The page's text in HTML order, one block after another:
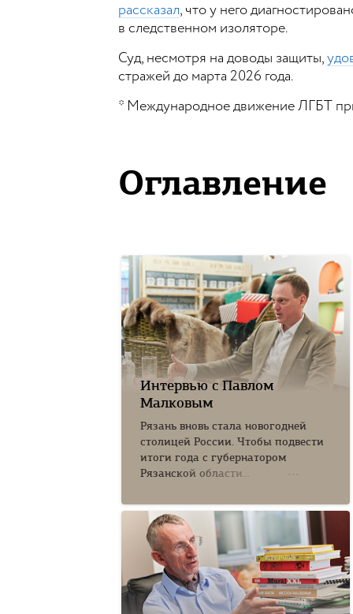
рассказал, что у него
в следственном изоляторе.
Суд, несмотря на доводы защиты,
стражей до марта 2026 года.
* Международное движение ЛГБТ
Оглавление
Интервью с Павлом
Малковым
Рязань вновь стала новогодней
столицей России. Чтобы подвести
итоги года с губернатором
Рязанской области...